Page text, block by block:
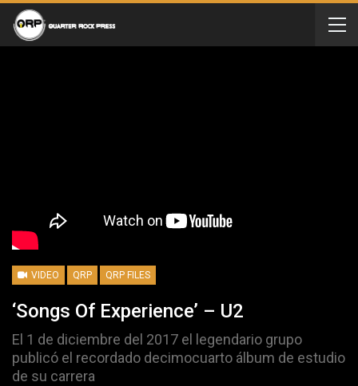
VIDEO QRP QRP FILES
‘Songs Of Experience’ – U2
El 1 de diciembre del 2017 el legendario grupo
publicó el recordado decimocuarto álbum de estudio
de su carrera